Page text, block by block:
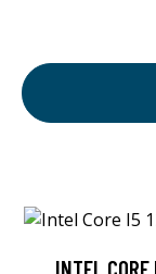
INTEL